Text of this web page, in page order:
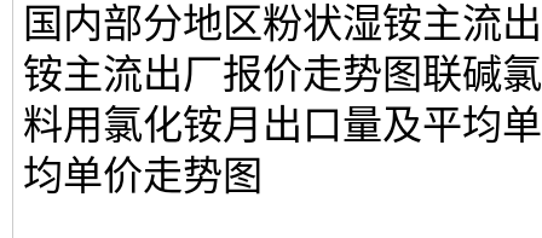
国内部分地区粉状湿铵主流
铵主流出厂报价走势图联碱
料用氯化铵月出口量及平均
均单价走势图